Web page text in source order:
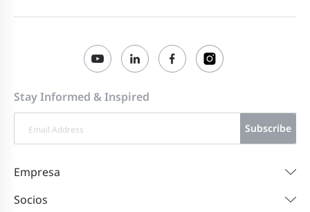
Stay Informed & Inspired
Subscribe
Empresa
Socios